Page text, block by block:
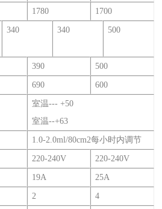
1780 1700
340 340 500
390 500
690 600
室温--- +50
室温--+63
1.0-2.0ml/80cm2每小时内调节
220-240V 220-240V
19A 25A
2 4